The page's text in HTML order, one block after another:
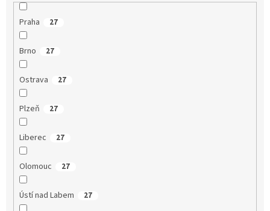
Praha 27
Brno 27
Ostrava 27
Plzeň 27
Liberec 27
Olomouc 27
Ústí nad Labem 27